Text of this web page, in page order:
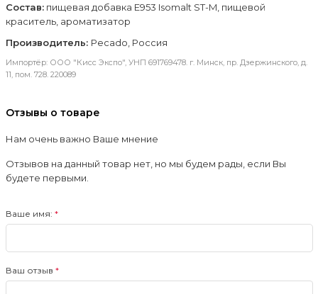
Состав:пищевая добавка Е953 Isomalt ST-M, пищевой
краситель, ароматизатор
Производитель: Pecado, Россия
Импортёр: ООО "Кисс Экспо", УНП 691769478. г. Минск, пр. Дзержинского, д.
11, пом. 728. 220089
Отзывы о товаре
Нам очень важно Ваше мнение
Отзывов на данный товар нет, но мы будем рады, если Вы
будете первыми.
Ваше имя:
Ваш отзыв